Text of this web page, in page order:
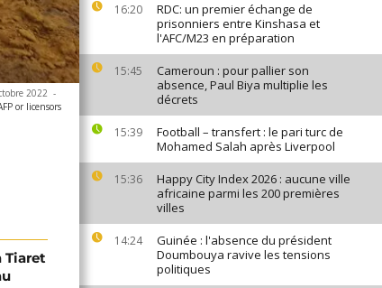
16:20
RDC: un premier échange de
prisonniers entre Kinshasa et
l'AFC/M23 en préparation
15:45
Cameroun : pour pallier son
absence, Paul Biya multiplie les
décrets
15:39
Football – transfert : le pari turc de
Mohamed Salah après Liverpool
15:36
Happy City Index 2026 : aucune ville
africaine parmi les 200 premières
villes
14:24
Guinée : l'absence du président
Doumbouya ravive les tensions
politiques
2022 -
or licensors
Tiaret